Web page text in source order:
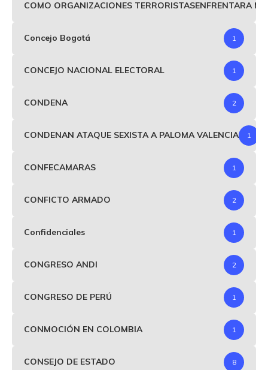
COMO ORGANIZACIONES TERRORISTASENFRENTARA
Concejo Bogotá 1
CONCEJO NACIONAL ELECTORAL 1
CONDENA 2
CONDENAN ATAQUE SEXISTA A PALOMA VALENCIA 1
CONFECAMARAS 1
CONFICTO ARMADO 2
Confidenciales 1
CONGRESO ANDI 2
CONGRESO DE PERÚ 1
CONMOCIÓN EN COLOMBIA 1
CONSEJO DE ESTADO 8